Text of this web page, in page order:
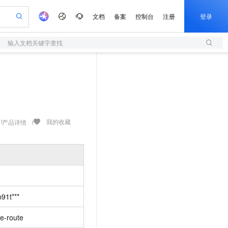
文档 备案 控制台 注册 登录
输入文档关键字查找
产品详情 我的收藏
route
1.1-T2V
1.1-I2V
然，细节丰富
全托管，含MySQL、PostgreSQL、SQL Server、MariaDB多引擎
能体编程平台
100%兼容MySQL、PostgreSQL，兼容Oracle，支持集中和分布式
网络安全防护产品
服务器，轻松开启游戏
以可视化方式快速构建移动和 PC 门户网站
创作，一键激活电商全链路生产力
成，高效打造优质广告素材
无忧落地极速上线
作，剧本、分镜、视频高效生成
AI 活动
专业服务
计划 服务伙伴合作计划
开发者社区
加入我们